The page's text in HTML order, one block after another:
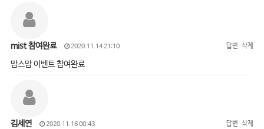
mist 참여완료 2020.11.14 21:10 답변 삭제
맘스맘 이벤트 참여완료
김세연 2020.11.16 00:43 답변 삭제